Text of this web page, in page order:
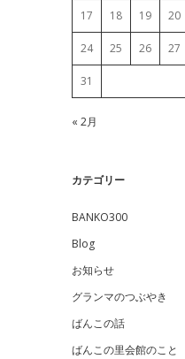
17 18 19 20
24 25 26 27
31
« 2月
カテゴリー
BANKO300
Blog
お知らせ
グランマのつぶやき
ばんこの話
ばんこの里会館のこと